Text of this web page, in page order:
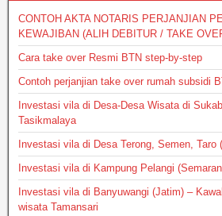
p
o
k
CONTOH AKTA NOTARIS PERJANJIAN
KEWAJIBAN (ALIH DEBITUR / TAKE
Cara take over Resmi BTN step-by-step
Contoh perjanjian take over rumah subsidi
Investasi vila di Desa-Desa Wisata di
Tasikmalaya
Investasi vila di Desa Terong, Semen, Taro
Investasi vila di Kampung Pelangi
Investasi vila di Banyuwangi (Jatim) –
wisata Tamansari